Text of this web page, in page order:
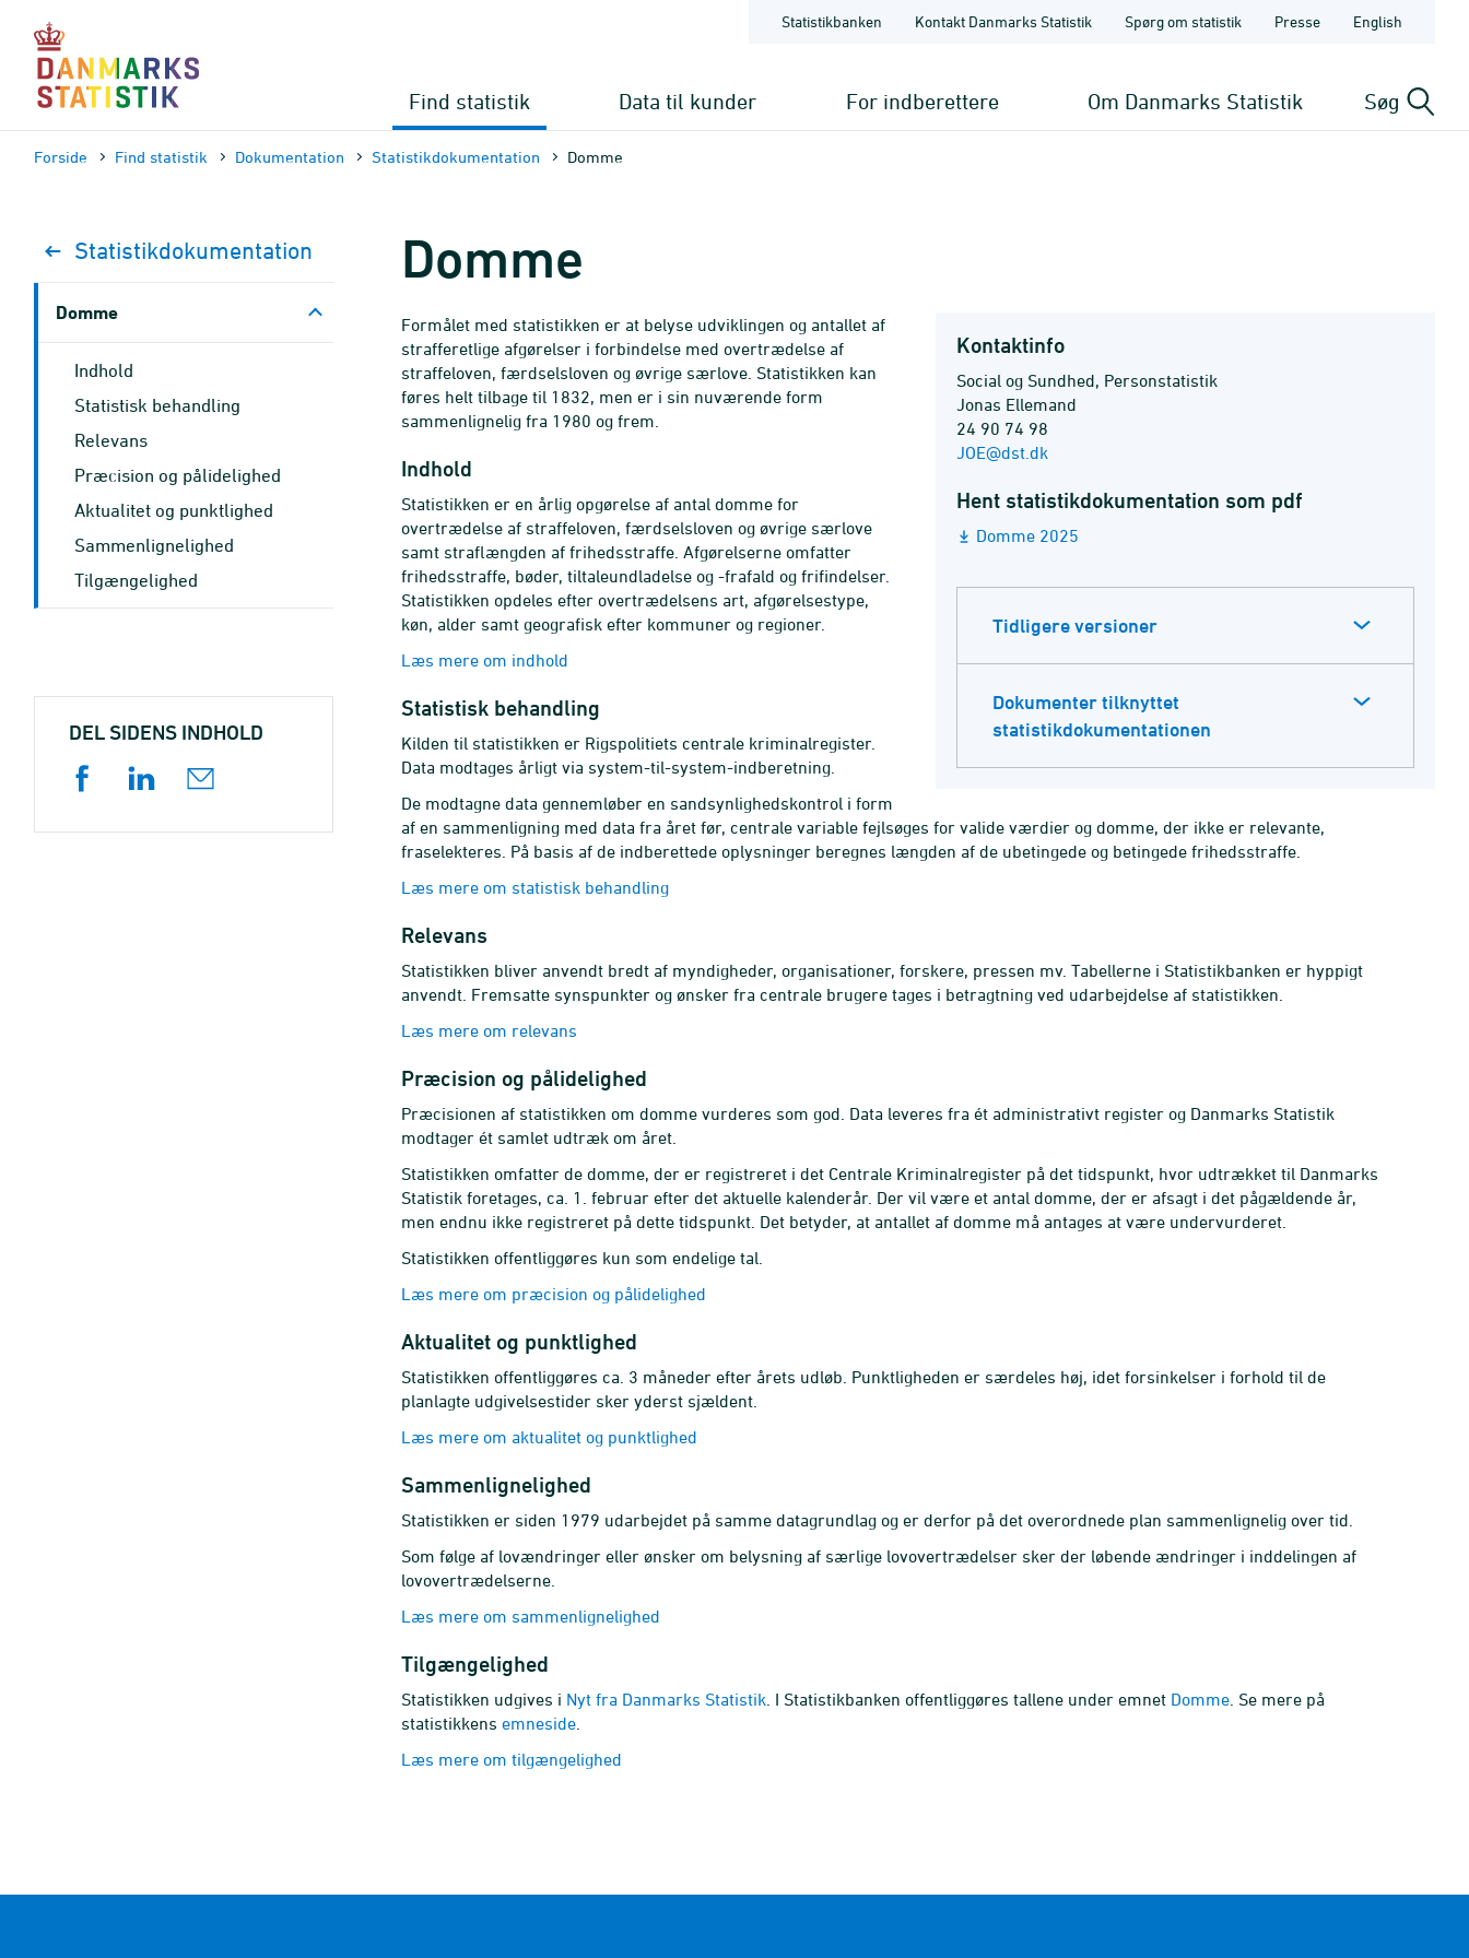
sidens
indhold
Statistikbanken Kontakt Danmarks Statistik Spørg om statistik Presse English
Find statistik Data til kunder For indberettere Om Danmarks Statistik Søg
Forside Find statistik Dokumen­tation Statistik­dokument­ation Domme
Domme
Kontaktinfo
Social og Sundhed, Personstatistik
Jonas Ellemand
24 90 74 98
JOE@dst.dk
Hent statistikdokumentation som pdf
Domme 2025
Tidligere versioner
Dokumenter tilknyttet
statistikdokumentationen
Formålet med statistikken er at belyse udviklingen og antallet af
strafferetlige afgørelser i forbindelse med overtrædelse af
straffeloven, færdselsloven og øvrige særlove. Statistikken kan
føres helt tilbage til 1832, men er i sin nuværende form
sammenlignelig fra 1980 og frem.
Indhold
Statistikken er en årlig opgørelse af antal domme for
overtrædelse af straffeloven, færdselsloven og øvrige særlove
samt straflængden af frihedsstraffe. Afgørelserne omfatter
frihedsstraffe, bøder, tiltaleundladelse og -frafald og frifindelser.
Statistikken opdeles efter overtrædelsens art, afgørelsestype,
køn, alder samt geografisk efter kommuner og regioner.
Læs mere om indhold
Statistisk behandling
Kilden til statistikken er Rigspolitiets centrale kriminalregister.
Data modtages årligt via system-til-system-indberetning.
De modtagne data gennemløber en sandsynlighedskontrol i form
af en sammenligning med data fra året før, centrale variable fejlsøges for valide værdier og domme, der ikke er relevante,
fraselekteres. På basis af de indberettede oplysninger beregnes længden af de ubetingede og betingede frihedsstraffe.
Læs mere om statistisk behandling
Relevans
Statistikken bliver anvendt bredt af myndigheder, organisationer, forskere, pressen mv. Tabellerne i Statistikbanken er hyppigt
anvendt. Fremsatte synspunkter og ønsker fra centrale brugere tages i betragtning ved udarbejdelse af statistikken.
Læs mere om relevans
Præcision og pålidelighed
Præcisionen af statistikken om domme vurderes som god. Data leveres fra ét administrativt register og Danmarks Statistik
modtager ét samlet udtræk om året.
Statistikken omfatter de domme, der er registreret i det Centrale Kriminalregister på det tidspunkt, hvor udtrækket til Danmarks
Statistik foretages, ca. 1. februar efter det aktuelle kalenderår. Der vil være et antal domme, der er afsagt i det pågældende år,
men endnu ikke registreret på dette tidspunkt. Det betyder, at antallet af domme må antages at være undervurderet.
Statistikken offentliggøres kun som endelige tal.
Læs mere om præcision og pålidelighed
Aktualitet og punktlighed
Statistikken offentliggøres ca. 3 måneder efter årets udløb. Punktligheden er særdeles høj, idet forsinkelser i forhold til de
planlagte udgivelsestider sker yderst sjældent.
Læs mere om aktualitet og punktlighed
Sammenlignelighed
Statistikken er siden 1979 udarbejdet på samme datagrundlag og er derfor på det overordnede plan sammenlignelig over tid.
Som følge af lovændringer eller ønsker om belysning af særlige lovovertrædelser sker der løbende ændringer i inddelingen af
lovovertrædelserne.
Læs mere om sammenlignelighed
Tilgængelighed
Statistikken udgives i Nyt fra Danmarks Statistik . I Statistikbanken offentliggøres tallene under emnet Domme . Se mere på
statistikkens emneside
Læs mere om tilgængelighed
Statistik­dokument­ation
Domme
Indhold
Statistisk behandling
Relevans
Præcision og pålidelighed
Aktualitet og punktlighed
Sammenlignelighed
Tilgængelighed
DEL SIDENS INDHOLD